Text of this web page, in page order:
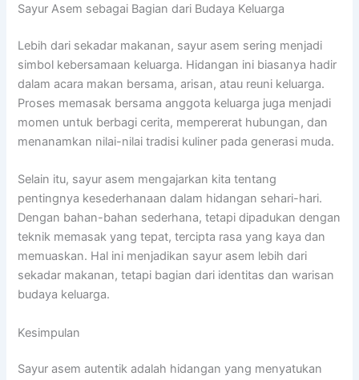
Sayur Asem sebagai Bagian dari Budaya Keluarga
Lebih dari sekadar makanan, sayur asem sering menjadi
simbol kebersamaan keluarga. Hidangan ini biasanya hadir
dalam acara makan bersama, arisan, atau reuni keluarga.
Proses memasak bersama anggota keluarga juga menjadi
momen untuk berbagi cerita, mempererat hubungan, dan
menanamkan nilai-nilai tradisi kuliner pada generasi muda.
Selain itu, sayur asem mengajarkan kita tentang
pentingnya kesederhanaan dalam hidangan sehari-hari.
Dengan bahan-bahan sederhana, tetapi dipadukan dengan
teknik memasak yang tepat, tercipta rasa yang kaya dan
memuaskan. Hal ini menjadikan sayur asem lebih dari
sekadar makanan, tetapi bagian dari identitas dan warisan
budaya keluarga.
Kesimpulan
Sayur asem autentik adalah hidangan yang menyatukan